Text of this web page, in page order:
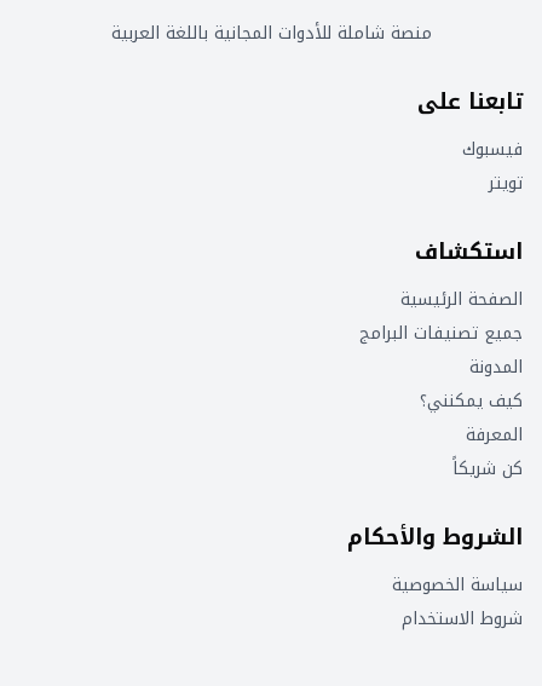
منصة شاملة للأدوات المجانية باللغة العربية
تابعنا على
فيسبوك
تويتر
استكشاف
الصفحة الرئيسية
جميع تصنيفات البرامج
المدونة
كيف يمكنني؟
المعرفة
كن شريكاً
الشروط والأحكام
سياسة الخصوصية
شروط الاستخدام